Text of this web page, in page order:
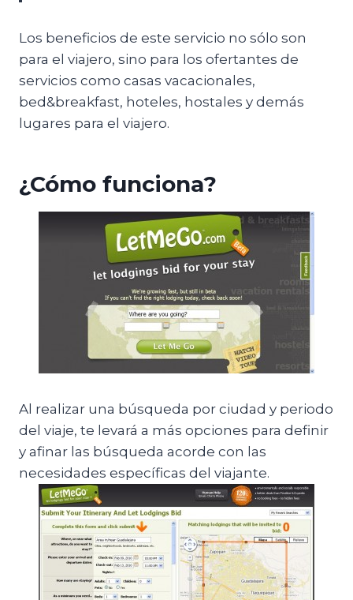
Los beneficios de este servicio no sólo son
para el viajero, sino para los ofertantes de
servicios como casas vacacionales,
bed&breakfast, hoteles, hostales y demás
lugares para el viajero.
¿Cómo funciona?
Al realizar una búsqueda por ciudad y periodo
del viaje, te levará a más opciones para definir
y afinar las búsqueda acorde con las
necesidades específicas del viajante.